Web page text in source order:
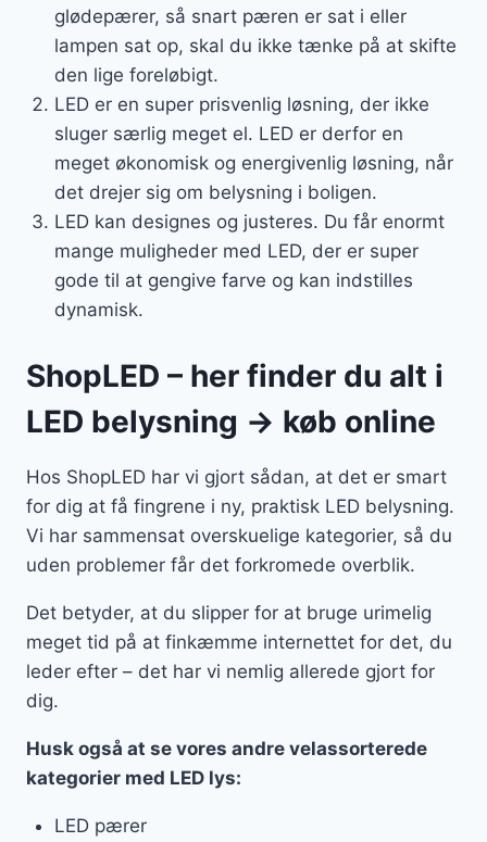
glødepærer, så snart pæren er sat i eller
lampen sat op, skal du ikke tænke på at skifte
den lige foreløbigt.
LED er en super prisvenlig løsning, der ikke
sluger særlig meget el. LED er derfor en
meget økonomisk og energivenlig løsning, når
det drejer sig om belysning i boligen.
LED kan designes og justeres. Du får enormt
mange muligheder med LED, der er super
gode til at gengive farve og kan indstilles
dynamisk.
ShopLED – her finder du alt i
LED belysning → køb online
Hos ShopLED har vi gjort sådan, at det er smart
for dig at få fingrene i ny, praktisk LED belysning.
Vi har sammensat overskuelige kategorier, så du
uden problemer får det forkromede overblik.
Det betyder, at du slipper for at bruge urimelig
meget tid på at finkæmme internettet for det, du
leder efter – det har vi nemlig allerede gjort for
dig.
Husk også at se vores andre velassorterede
kategorier med LED lys:
LED pærer